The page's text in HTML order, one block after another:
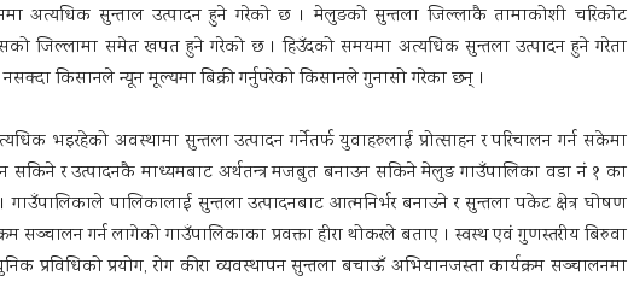
अत्यधिक सुन्ताल उत्पादन हुने गरेको छ । मेलुङको सुन्तला जिल्लाकै तामाकोशी चरिकोट
जिल्लामा समेत खपत हुने गरेको छ । हिउँदको समयमा अत्यधिक सुन्तला उत्पादन हुने गरेता
किसानले न्यून मूल्यमा बिक्री गर्नुपरेको किसानले गुनासो गरेका छन् ।
भइरहेको अवस्थामा सुन्तला उत्पादन गर्नेतर्फ युवाहरुलाई प्रोत्साहन र परिचालन गर्न सकेमा
सकिने र उत्पादनकै माध्यमबाट अर्थतन्त्र मजबुत बनाउन सकिने मेलुङ गाउँपालिका वडा नं १ का
गाउँपालिकाले पालिकालाई सुन्तला उत्पादनबाट आत्मनिर्भर बनाउने र सुन्तला पकेट क्षेत्र घोषण
सञ्चालन गर्न लागेको गाउँपालिकाका प्रवक्ता हीरा थोकरले बताए । स्वस्थ एवं गुणस्तरीय बिरुवा
प्रविधिको प्रयोग, रोग कीरा व्यवस्थापन सुन्तला बचाऊँ अभियानजस्ता कार्यक्रम सञ्चालनमा